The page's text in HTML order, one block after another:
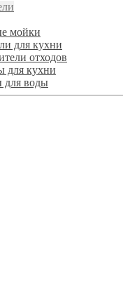
мойки
для кухни
отходов
для кухни
для воды